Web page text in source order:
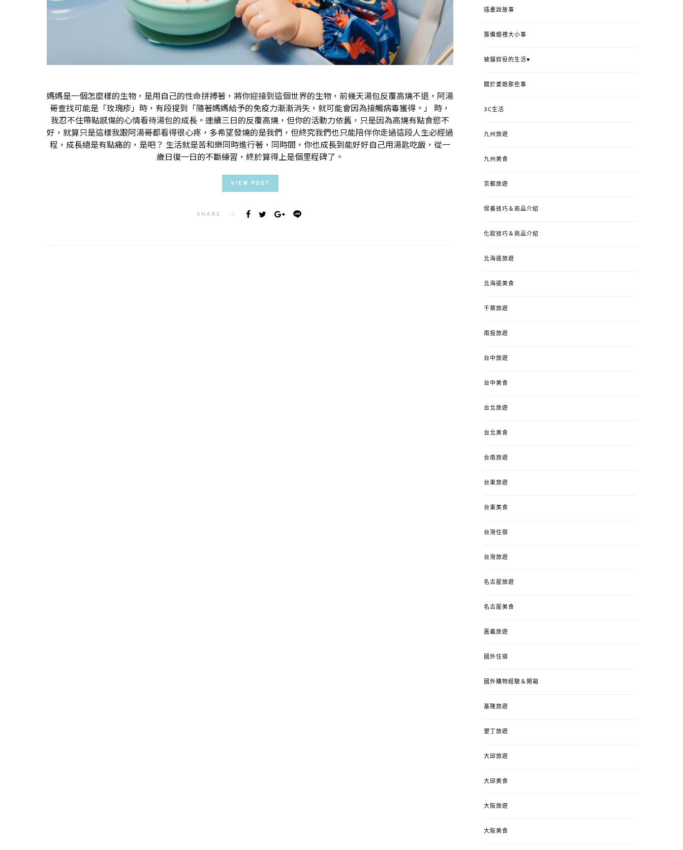
媽媽是一個怎麼樣的生物，是用自己的性命拼搏著，將你迎接到這個世界的生物，前幾天湯包反覆高燒不退，阿湯
哥查找可能是「玫瑰疹」時，有段提到「隨著媽媽給予的免疫力漸漸消失，就可能會因為接觸病毒獲得。」 時，
我忍不住帶點感傷的心情看待湯包的成長。連續三日的反覆高燒，但你的活動力依舊，只是因為高燒有點食慾不
好，就算只是這樣我跟阿湯哥都看得很心疼，多希望發燒的是我們，但終究我們也只能陪伴你走過這段人生必經過
程，成長總是有點痛的，是吧？ 生活就是苦和樂同時進行著，同時間，你也成長到能好好自己用湯匙吃飯，從一
歲日復一日的不斷練習，終於算得上是個里程碑了。
VIEW POST
SHARE
插畫說故事
籌備婚禮大小事
被貓奴役的生活♥
關於婆媳那些事
3C生活
九州旅遊
九州美食
京都旅遊
保養技巧＆商品介紹
化妝技巧＆商品介紹
北海道旅遊
北海道美食
千葉旅遊
南投旅遊
台中旅遊
台中美食
台北旅遊
台北美食
台南旅遊
台東旅遊
台東美食
台灣住宿
台灣旅遊
名古屋旅遊
名古屋美食
嘉義旅遊
國外住宿
國外購物經驗＆開箱
基隆旅遊
墾丁旅遊
大邱旅遊
大邱美食
大阪旅遊
大阪美食